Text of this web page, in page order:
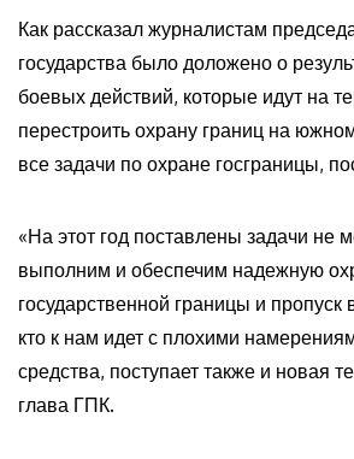
Как рассказал журналистам
государства было доложено о
боевых действий, которые идут на
перестроить охрану границ на
все задачи по охране госграницы,
«На этот год поставлены задачи
выполним и обеспечим надежную
государственной границы и
кто к нам идет с плохими
средства, поступает также и новая
глава ГПК.